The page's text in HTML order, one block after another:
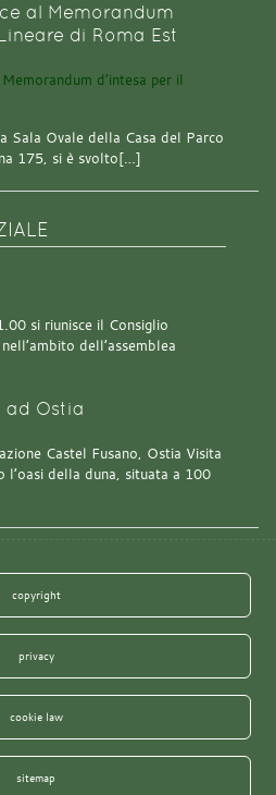
al Memorandum
di Roma Est
Sala Ovale della Casa del Parco
175, si è svolto[…]
si riunisce il Consiglio
dell’assemblea
ad Ostia
Castel Fusano, Ostia Visita
l’oasi della duna, situata a 100
copyright
privacy
cookie law
sitemap